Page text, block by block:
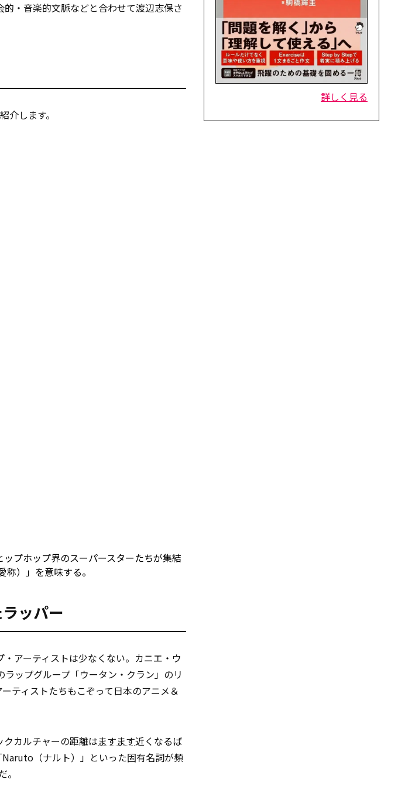
・音楽的文脈などと合わせて渡辺志保さ
介します。
プホップ界のスーパースターたちが集結
）」を意味する。
ッパー
アーティストは少なくない。カニエ・ウ
ップグループ「ウータン・クラン」のリ
ティストたちもこぞって日本のアニメ＆
カルチャーの距離はますます近くなるば
（ナルト）」といった固有名詞が頻
詳しく見る